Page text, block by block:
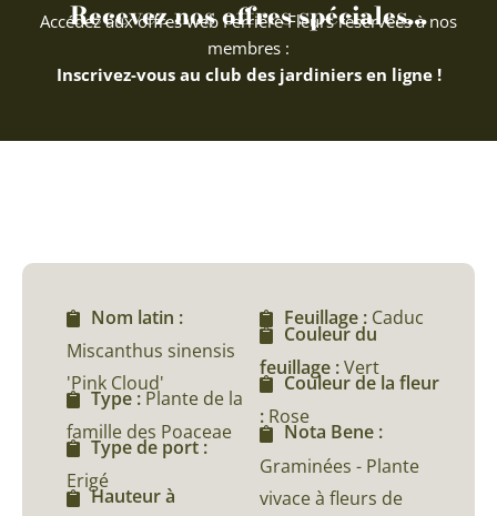
Recevez nos offres spéciales...
Accédez aux offres web Ferriere Fleurs réservées à nos
membres :
Inscrivez-vous au club des jardiniers en ligne !
Nom latin :
Miscanthus sinensis
'Pink Cloud'
Type : Plante de la
famille des Poaceae
Type de port :
Erigé
Hauteur à
Feuillage : Caduc
Couleur du
feuillage :Vert
Couleur de la fleur
: Rose
Nota Bene :
Graminées - Plante
vivace à fleurs de